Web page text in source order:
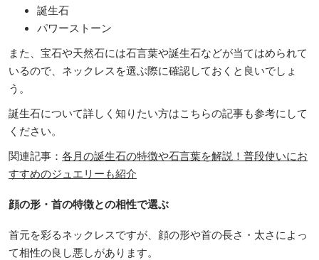
誕生石
パワーストーン
また、宝石や天然石には石言葉や誕生石などが当てはめられて
いるので、ネックレスを選ぶ際に確認しておくと良いでしょ
う。
誕生石について詳しく知りたい方はこちらの記事も参考にして
ください。
関連記事： 各月の誕生石の特徴や石言葉を解説！普段使いにお
すすめのジュエリーも紹介
顔の形・首の特徴との相性で選ぶ
首元を彩るネックレスですが、顔の形や首の長さ・太さによっ
て相性の良し悪しがあります。